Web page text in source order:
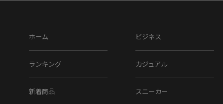
ホーム
ランキング
新着商品
ビジネス
カジュアル
スニーカー